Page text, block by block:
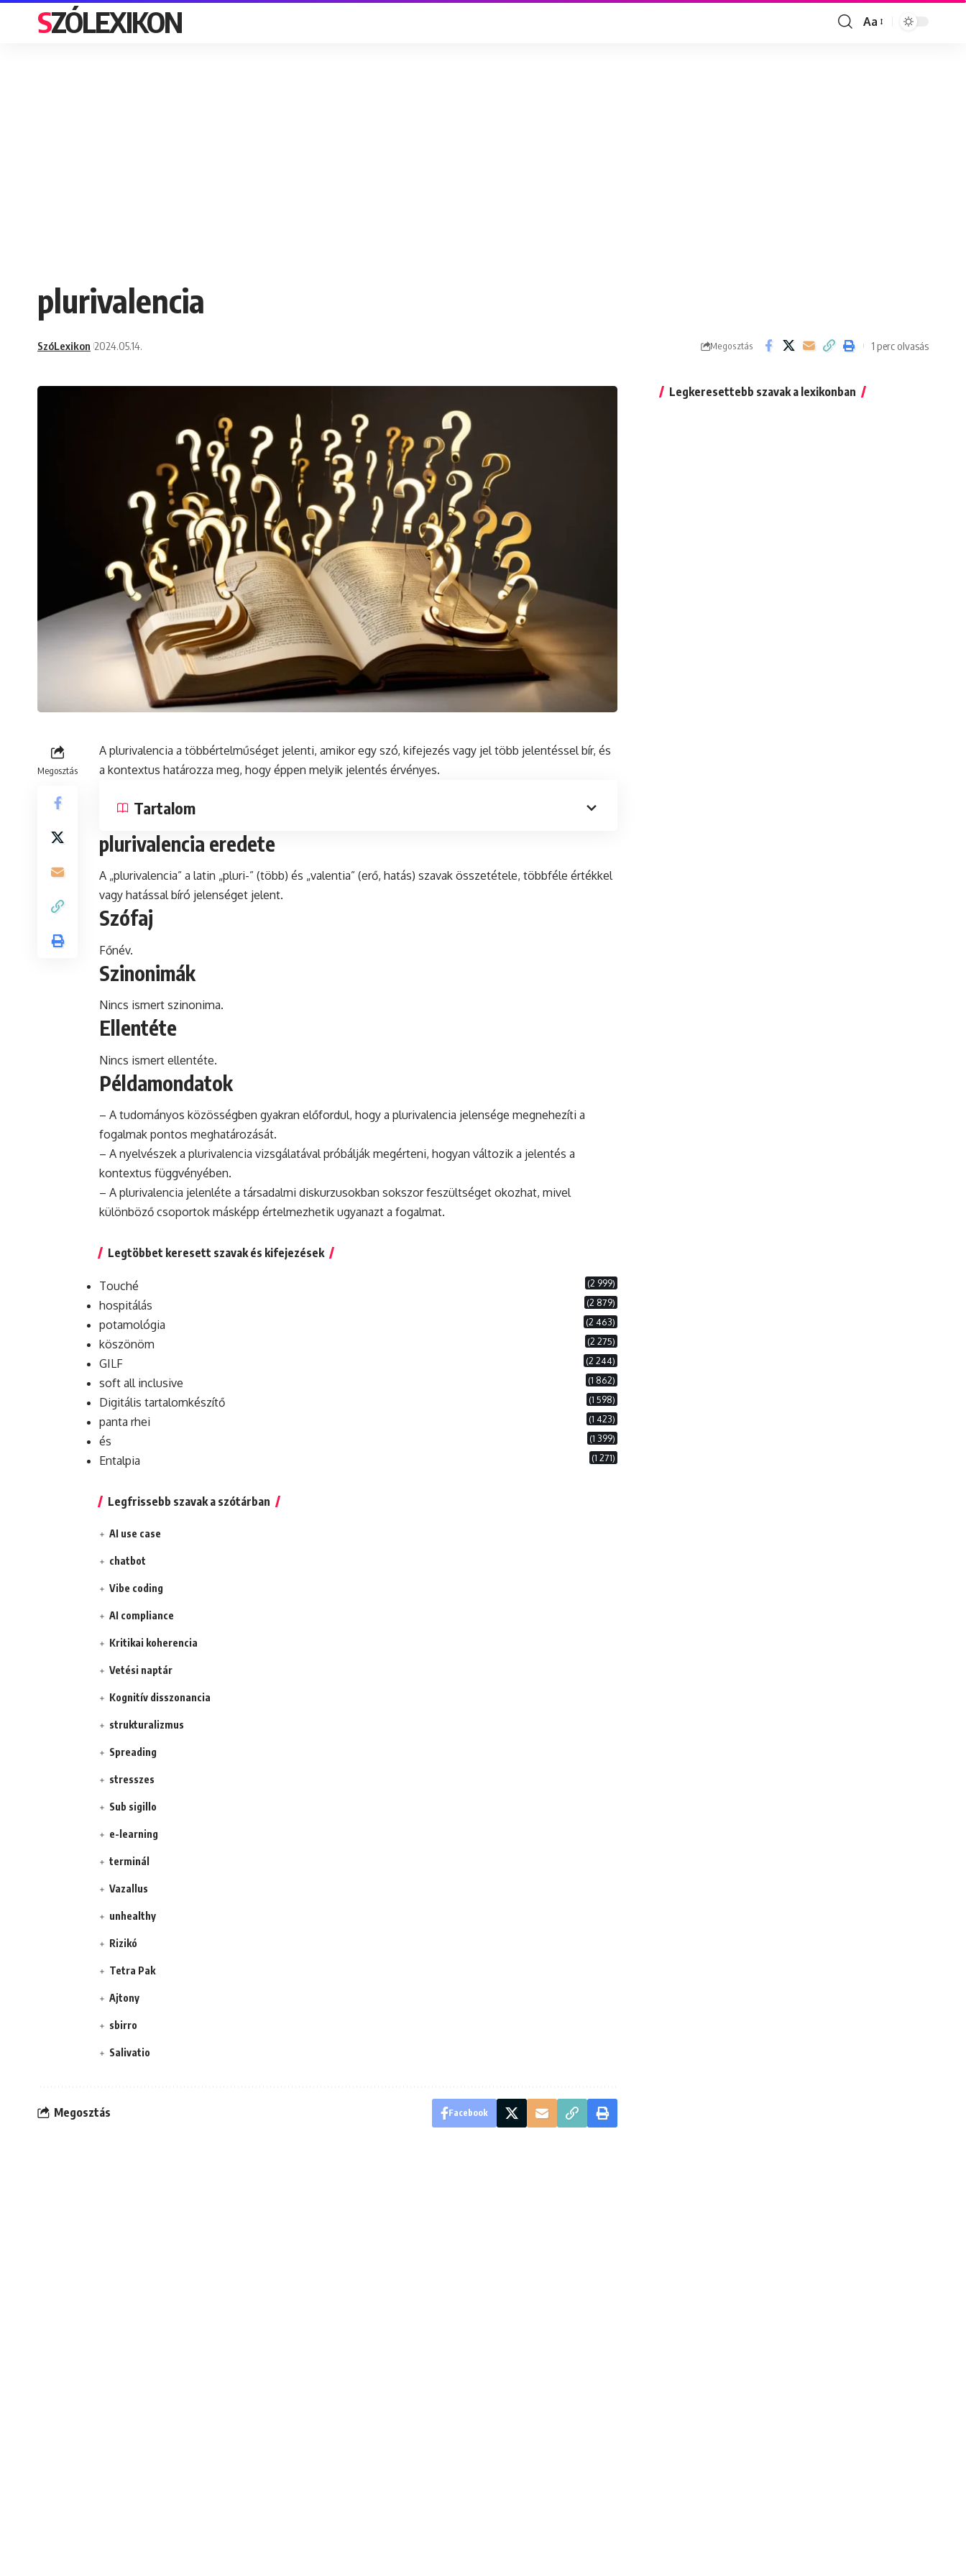
SZÓLEXIKON
Font
Aa
plurivalencia
SzóLexikon 2024.05.14. Megosztás 1 perc olvasás
Megosztás
A plurivalencia a többértelműséget jelenti, amikor egy szó, kifejezés vagy jel több jelentéssel bír, és
a kontextus határozza meg, hogy éppen melyik jelentés érvényes.
Tartalom
plurivalencia eredete
A „plurivalencia” a latin „pluri-” (több) és „valentia” (erő, hatás) szavak összetétele, többféle értékkel
vagy hatással bíró jelenséget jelent.
Szófaj
Főnév.
Szinonimák
Nincs ismert szinonima.
Ellentéte
Nincs ismert ellentéte.
Példamondatok
– A tudományos közösségben gyakran előfordul, hogy a plurivalencia jelensége megnehezíti a
fogalmak pontos meghatározását.
– A nyelvészek a plurivalencia vizsgálatával próbálják megérteni, hogyan változik a jelentés a
kontextus függvényében.
– A plurivalencia jelenléte a társadalmi diskurzusokban sokszor feszültséget okozhat, mivel
különböző csoportok másképp értelmezhetik ugyanazt a fogalmat.
Legtöbbet keresett szavak és kifejezések
Touché (2 999)
hospitálás (2 879)
potamológia (2 463)
köszönöm (2 275)
GILF (2 244)
soft all inclusive (1 862)
Digitális tartalomkészítő (1 598)
panta rhei (1 423)
és (1 399)
Entalpia (1 271)
Legfrissebb szavak a szótárban
AI use case
chatbot
Vibe coding
AI compliance
Kritikai koherencia
Vetési naptár
Kognitív disszonancia
strukturalizmus
Spreading
stresszes
Sub sigillo
e-learning
terminál
Vazallus
unhealthy
Rizikó
Tetra Pak
Ajtony
sbirro
Salivatio
Megosztás Facebook
Legkeresettebb szavak a lexikonban